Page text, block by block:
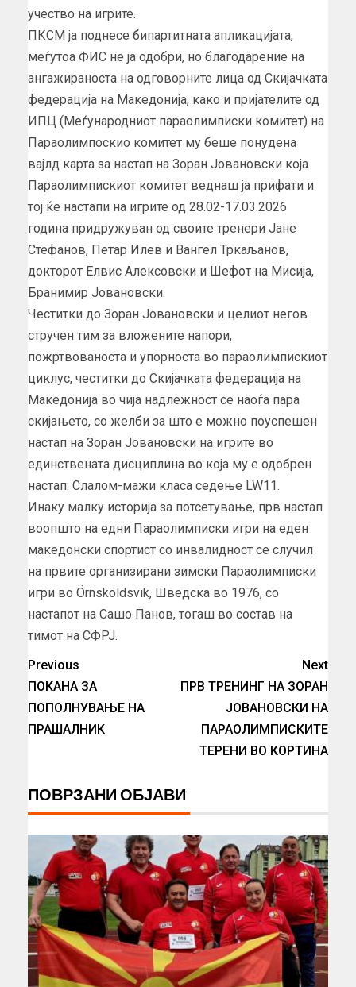
учество на игрите.
ПКСМ ја поднесе бипартитната апликацијата,
меѓутоа ФИС не ја одобри, но благодарение на
ангажираноста на одговорните лица од Скијачката
федерација на Македонија, како и пријателите од
ИПЦ (Меѓународниот параолимписки комитет) на
Параолимпоскио комитет му беше понудена
вајлд карта за настап на Зоран Јовановски која
Параолимпискиот комитет веднаш ја прифати и
тој ќе настапи на игрите од 28.02-17.03.2026
година придружуван од своите тренери Јане
Стефанов, Петар Илев и Вангел Тркаљанов,
докторот Елвис Алексовски и Шефот на Мисија,
Бранимир Јовановски.
Честитки до Зоран Јовановски и целиот негов
стручен тим за вложените напори,
пожртвованоста и упорноста во параолимпискиот
циклус, честитки до Скијачката федерација на
Македонија во чија надлежност се наоѓа пара
скијањето, со желби за што е можно поуспешен
настап на Зоран Јовановски на игрите во
единствената дисциплина во која му е одобрен
настап: Слалом-мажи класа седење LW11.
Инаку малку историја за потсетување, прв настап
воопшто на едни Параолимписки игри на еден
македонски спортист со инвалидност се случил
на првите организирани зимски Параолимписки
игри во Örnsköldsvik, Шведска во 1976, со
настапот на Сашо Панов, тогаш во состав на
тимот на СФРЈ.
Previous
ПОКАНА ЗА
ПОПОЛНУВАЊЕ НА
ПРАШАЛНИК
Next
ПРВ ТРЕНИНГ НА ЗОРАН
ЈОВАНОВСКИ НА
ПАРАОЛИМПИСКИТЕ
ТЕРЕНИ ВО КОРТИНА
ПОВРЗАНИ ОБЈАВИ